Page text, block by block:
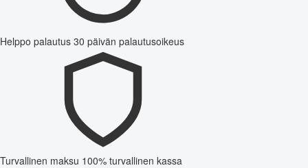
Helppo palautus 30 päivän palautusoikeus
Turvallinen maksu 100% turvallinen kassa